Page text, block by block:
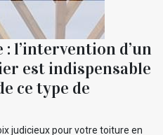
l’intervention d’un
est indispensable
ce type de
judicieux pour votre toiture en